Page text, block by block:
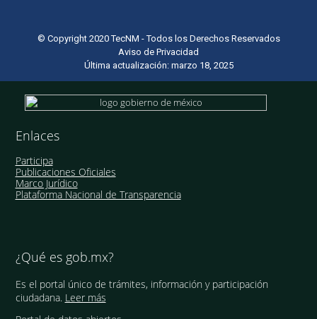
© Copyright 2020 TecNM - Todos los Derechos Reservados
Aviso de Privacidad
Última actualización: marzo 18, 2025
Enlaces
Participa
Publicaciones Oficiales
Marco Jurídico
Plataforma Nacional de Transparencia
¿Qué es gob.mx?
Es el portal único de trámites, información y participación
ciudadana. Leer más